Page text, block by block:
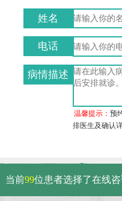
姓名
电话
病情描述
温馨提示：预
排医生及确认
当前99位患者选择了在线咨